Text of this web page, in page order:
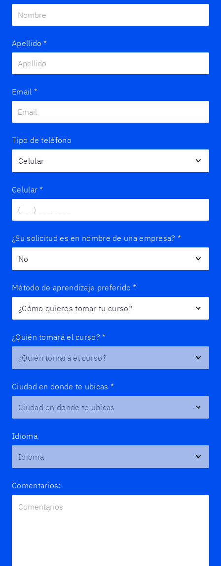
Apellido *
Email *
Tipo de teléfono
Celular *
¿Su solicitud es en nombre de una empresa? *
Método de aprendizaje preferido *
¿Quién tomará el curso? *
Ciudad en donde te ubicas *
Idioma
Comentarios: